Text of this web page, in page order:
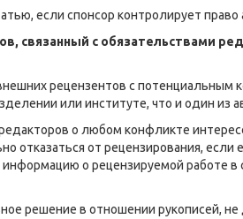
если спонсор контролирует право
связанный с обязательствами
рецензентов с потенциальным
или институте, что и один из
о любом конфликте
отказаться от рецензирования, если
о рецензируемой работе в
решение в отношении рукописей,